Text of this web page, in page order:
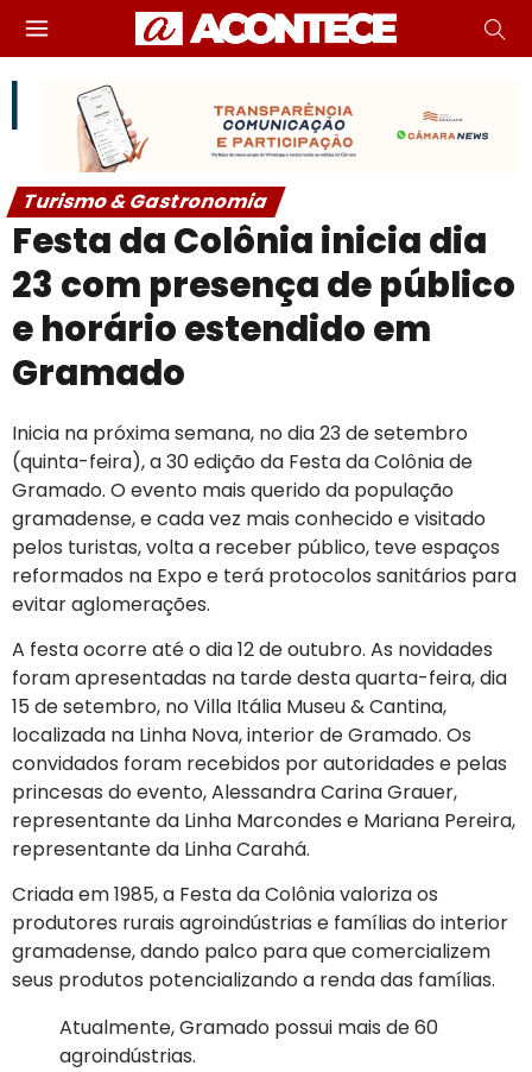
Turismo & Gastronomia
Festa da Colônia inicia dia
23 com presença de público
e horário estendido em
Gramado
Inicia na próxima semana, no dia 23 de setembro
(quinta-feira), a 30 edição da Festa da Colônia de
Gramado. O evento mais querido da população
gramadense, e cada vez mais conhecido e visitado
pelos turistas, volta a receber público, teve espaços
reformados na Expo e terá protocolos sanitários para
evitar aglomerações.
A festa ocorre até o dia 12 de outubro. As novidades
foram apresentadas na tarde desta quarta-feira, dia
15 de setembro, no Villa Itália Museu & Cantina,
localizada na Linha Nova, interior de Gramado. Os
convidados foram recebidos por autoridades e pelas
princesas do evento, Alessandra Carina Grauer,
representante da Linha Marcondes e Mariana Pereira,
representante da Linha Carahá.
Criada em 1985, a Festa da Colônia valoriza os
produtores rurais agroindústrias e famílias do interior
gramadense, dando palco para que comercializem
seus produtos potencializando a renda das famílias.
Atualmente, Gramado possui mais de 60
agroindústrias.